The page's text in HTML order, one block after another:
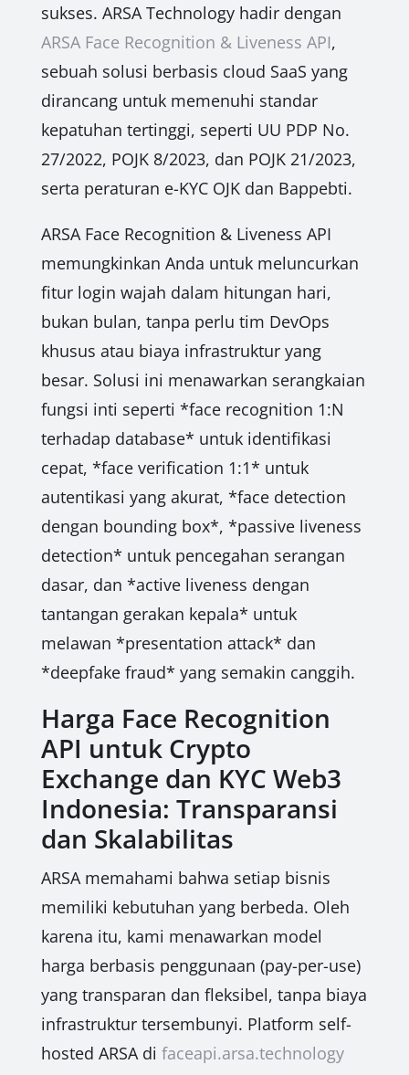
sukses. ARSA Technology hadir dengan
ARSA Face Recognition & Liveness API,
sebuah solusi berbasis cloud SaaS yang
dirancang untuk memenuhi standar
kepatuhan tertinggi, seperti UU PDP No.
27/2022, POJK 8/2023, dan POJK 21/2023,
serta peraturan e-KYC OJK dan Bappebti.
ARSA Face Recognition & Liveness API
memungkinkan Anda untuk meluncurkan
fitur login wajah dalam hitungan hari,
bukan bulan, tanpa perlu tim DevOps
khusus atau biaya infrastruktur yang
besar. Solusi ini menawarkan serangkaian
fungsi inti seperti *face recognition 1:N
terhadap database* untuk identifikasi
cepat, *face verification 1:1* untuk
autentikasi yang akurat, *face detection
dengan bounding box*, *passive liveness
detection* untuk pencegahan serangan
dasar, dan *active liveness dengan
tantangan gerakan kepala* untuk
melawan *presentation attack* dan
*deepfake fraud* yang semakin canggih.
Harga Face Recognition
API untuk Crypto
Exchange dan KYC Web3
Indonesia: Transparansi
dan Skalabilitas
ARSA memahami bahwa setiap bisnis
memiliki kebutuhan yang berbeda. Oleh
karena itu, kami menawarkan model
harga berbasis penggunaan (pay-per-use)
yang transparan dan fleksibel, tanpa biaya
infrastruktur tersembunyi. Platform self-
hosted ARSA di faceapi.arsa.technology